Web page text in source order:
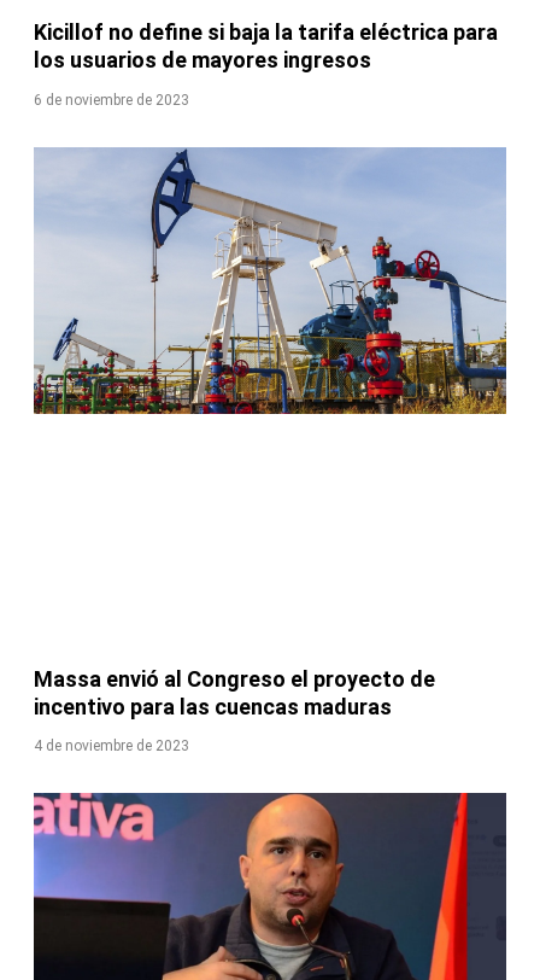
Kicillof no define si baja la tarifa eléctrica para
los usuarios de mayores ingresos
6 de noviembre de 2023
Massa envió al Congreso el proyecto de
incentivo para las cuencas maduras
4 de noviembre de 2023